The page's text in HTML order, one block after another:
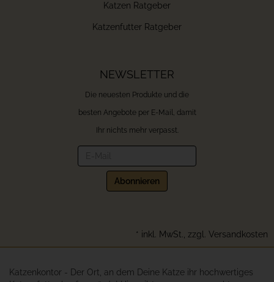
Katzen Ratgeber
Katzenfutter Ratgeber
NEWSLETTER
Die neuesten Produkte und die
besten Angebote per E-Mail, damit
Ihr nichts mehr verpasst.
Abonnieren
* inkl. MwSt., zzgl. Versandkosten
Katzenkontor - Der Ort, an dem Deine Katze ihr hochwertiges